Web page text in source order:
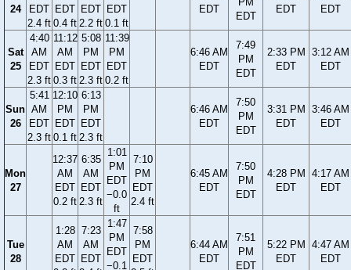
24
EDT
2.4 ft
EDT
0.4 ft
EDT
2.2 ft
EDT
0.1 ft
EDT
EDT
EDT
EDT
Sat
25
4:40
AM
EDT
2.3 ft
11:12
AM
EDT
0.3 ft
5:08
PM
EDT
2.3 ft
11:39
PM
EDT
0.2 ft
6:46 AM
EDT
7:49
PM
EDT
2:33 PM
EDT
3:12 AM
EDT
Sun
26
5:41
AM
EDT
2.3 ft
12:10
PM
EDT
0.1 ft
6:13
PM
EDT
2.3 ft
6:46 AM
EDT
7:50
PM
EDT
3:31 PM
EDT
3:46 AM
EDT
Mon
27
12:37
AM
EDT
0.2 ft
6:35
AM
EDT
2.3 ft
1:01
PM
EDT
−0.0
ft
7:10
PM
EDT
2.4 ft
6:45 AM
EDT
7:50
PM
EDT
4:28 PM
EDT
4:17 AM
EDT
Tue
28
1:28
AM
EDT
7:23
AM
EDT
1:47
PM
EDT
−0.1
7:58
PM
EDT
6:44 AM
EDT
7:51
PM
EDT
5:22 PM
EDT
4:47 AM
EDT